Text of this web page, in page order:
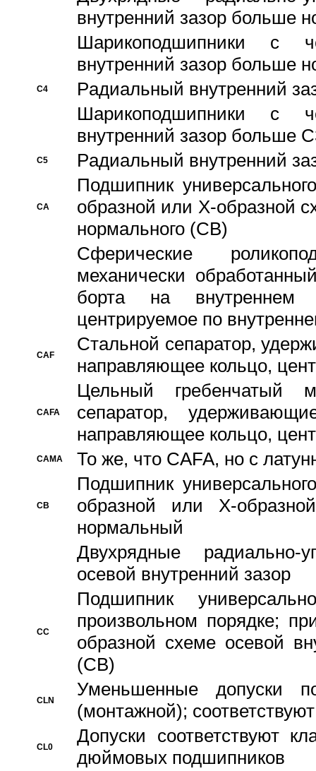
внутренний зазор больше
Шарикоподшипники с
внутренний зазор больше
C4
Pадиальный внутренний
Шарикоподшипники с
внутренний зазор больше
C5 Pадиальный внутренний
CA
Подшипник
образной или Х-образной
нормального (CB)
Сферические
механически
борта на внутреннем
центрируемое по
CAF
Стальной сепаратор,
направляющее кольцо,
CAFA
Цельный гребенчатый
сепаратор,
направляющее кольцо,
CAMA То же, что CAFA, но с
CB
Подшипник
образной или Х-
нормальный
Двухрядные радиально-
осевой внутренний зазор
CC
Подшипник
произвольном порядке;
образной схеме осевой
(CB)
CLN
Уменьшенные
(монтажной);
CL0
Допуски соответствуют
дюймовых подшипников